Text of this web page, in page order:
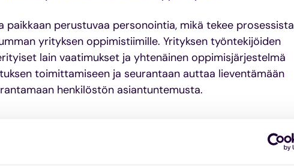
perustuvaa personointia, mikä tekee prosessista
yrityksen oppimistiimille. Yrityksen työntekijöiden
lain vaatimukset ja yhtenäinen oppimisjärjestelmä
toimittamiseen ja seurantaan auttaa lieventämään
henkilöstön asiantuntemusta.